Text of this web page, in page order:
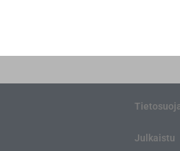
Julkaistu